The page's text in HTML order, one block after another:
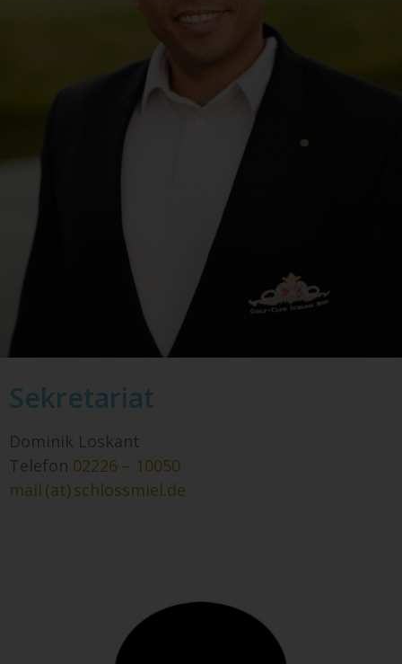
Sekretariat
Dominik Loskant
Telefon 02226 – 10050
mail (at) schlossmiel.de